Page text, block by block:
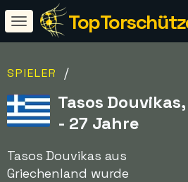
SPIELER /
Tasos
- 27 Jahre
Tasos Douvikas aus
Griechenland wurde